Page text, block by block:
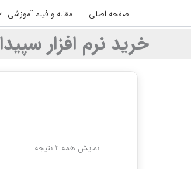
صفحه اصلی مقاله و فیلم آموزشی
خرید نرم افزار
نمایش همه 2 نتیجه
بر
اساس
جدیدترین